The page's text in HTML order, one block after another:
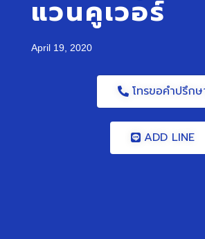
แวนคูเวอร์
April 19, 2020
โทรขอคำปรึกษ
ADD LINE